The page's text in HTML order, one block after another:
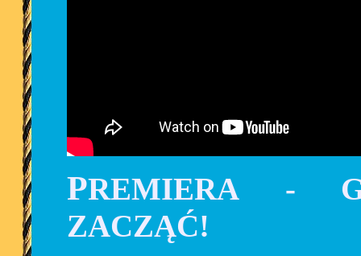
PREMIERA -
ZACZĄĆ!